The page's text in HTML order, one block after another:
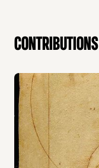
contributions